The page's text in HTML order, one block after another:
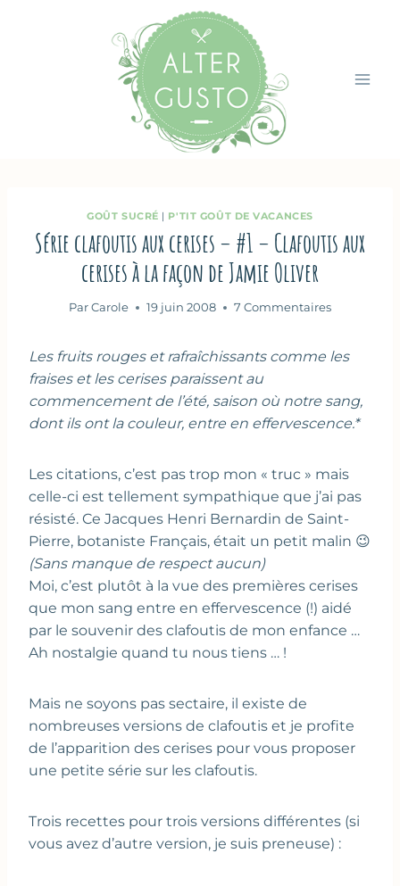
GOÛT SUCRÉ | P'TIT GOÛT DE VACANCES
Série clafoutis aux cerises – #1 – Clafoutis aux
cerises à la façon de Jamie Oliver
Par Carole 19 juin 2008 7 Commentaires
Les fruits rouges et rafraîchissants comme les
fraises et les cerises paraissent au
commencement de l’été, saison où notre sang,
dont ils ont la couleur, entre en effervescence.*
Les citations, c’est pas trop mon « truc » mais
celle-ci est tellement sympathique que j’ai pas
résisté. Ce Jacques Henri Bernardin de Saint-
Pierre, botaniste Français, était un petit malin 😉
(Sans manque de respect aucun)
Moi, c’est plutôt à la vue des premières cerises
que mon sang entre en effervescence (!) aidé
par le souvenir des clafoutis de mon enfance …
Ah nostalgie quand tu nous tiens … !
Mais ne soyons pas sectaire, il existe de
nombreuses versions de clafoutis et je profite
de l’apparition des cerises pour vous proposer
une petite série sur les clafoutis.
Trois recettes pour trois versions différentes (si
vous avez d’autre version, je suis preneuse) :